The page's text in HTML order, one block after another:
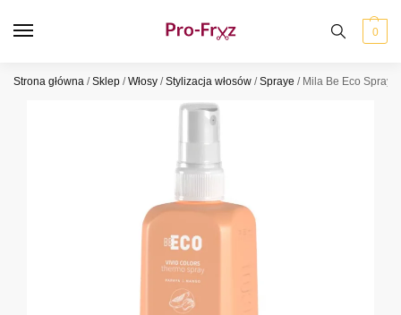
0
Strona główna /Sklep /Włosy /Stylizacja włosów /Spraye / Mila Be Eco Spray